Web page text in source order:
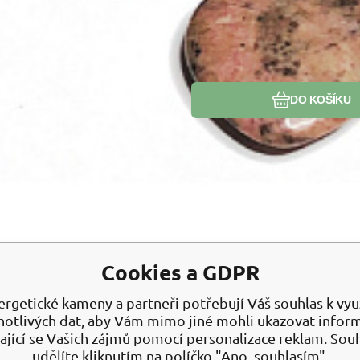
DO KOŠÍKU
Kód:2205430
999
Skladem
Cookies a GDPR
kameny a partneři potřebují Váš souhlas k
dat, aby Vám mimo jiné mohli ukazovat
se Vašich zájmů pomocí personalizace reklam.
udělíte kliknutím na políčko "Ano, souhlasím".